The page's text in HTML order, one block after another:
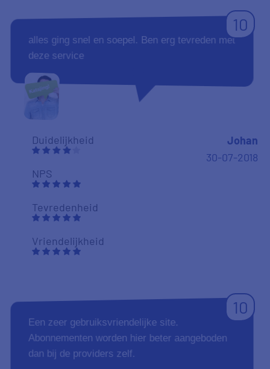
10
alles ging snel en soepel. Ben erg tevreden met
deze service
Duidelijkheid
NPS
Tevredenheid
Vriendelijkheid
Johan
30-07-2018
10
Een zeer gebruiksvriendelijke site.
Abonnementen worden hier beter aangeboden
dan bij de providers zelf.